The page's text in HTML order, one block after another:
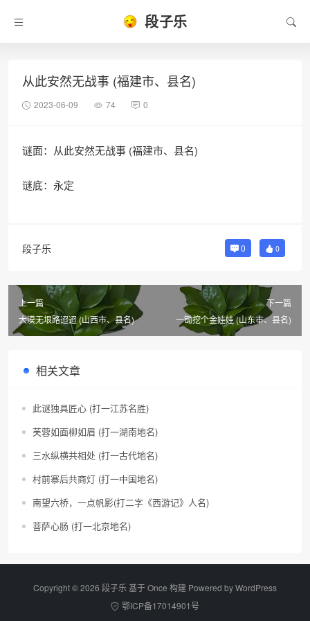
段子乐
从此安然无战事 (福建市、县名)
2023-06-09 74 0
谜面：从此安然无战事 (福建市、县名)
谜底：永定
段子乐 0 0
上一篇
大漠无垠路迢迢 (山西市、县名)
下一篇
一锄挖个金娃娃 (山东市、县名)
相关文章
此谜独具匠心 (打一江苏名胜)
芙蓉如面柳如眉 (打一湖南地名)
三水纵横共相处 (打一古代地名)
村前寨后共商灯 (打一中国地名)
南望六桥，一点帆影(打二字《西游记》人名)
菩萨心肠 (打一北京地名)
Copyright © 2026 段子乐 基于 Once 构建 Powered byWordPress
鄂ICP备17014901号